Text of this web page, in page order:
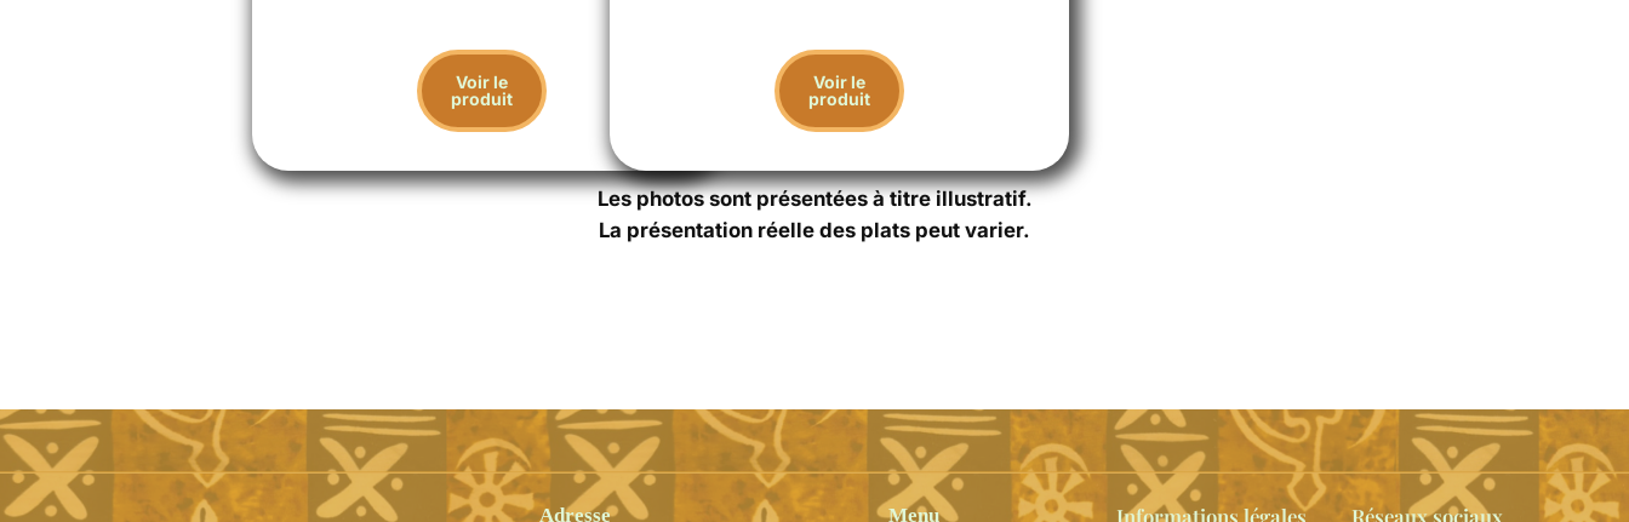
Voir le
produit
Voir le
produit
Les photos sont présentées à titre illustratif.
La présentation réelle des plats peut varier.
Adresse Menu Informations légales Réseaux sociaux